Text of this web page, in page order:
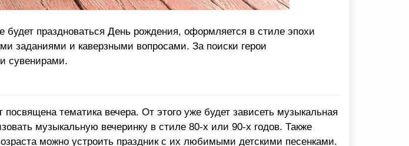
праздноваться День рождения, оформляется в стиле эпохи
заданиями и каверзными вопросами. За поиски герои
сувенирами.
тематика вечера. От этого уже будет зависеть музыкальная
музыкальную вечеринку в стиле 80-х или 90-х годов. Также
можно устроить праздник с их любимыми детскими песенками.